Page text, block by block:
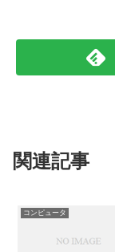
関連記事
コンピュータ